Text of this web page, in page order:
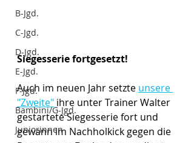
B-Jgd.
C-Jgd.
D-Jgd.
E-Jgd.
F-Jgd.
Bambini/G-Jgd.
Juniorinnen
Siegesserie fortgesetzt!
Auch im neuen Jahr setzte unsere
"Zweite" ihre unter Trainer Walter
gestartete Siegesserie fort und
gewann im Nachholkick gegen die